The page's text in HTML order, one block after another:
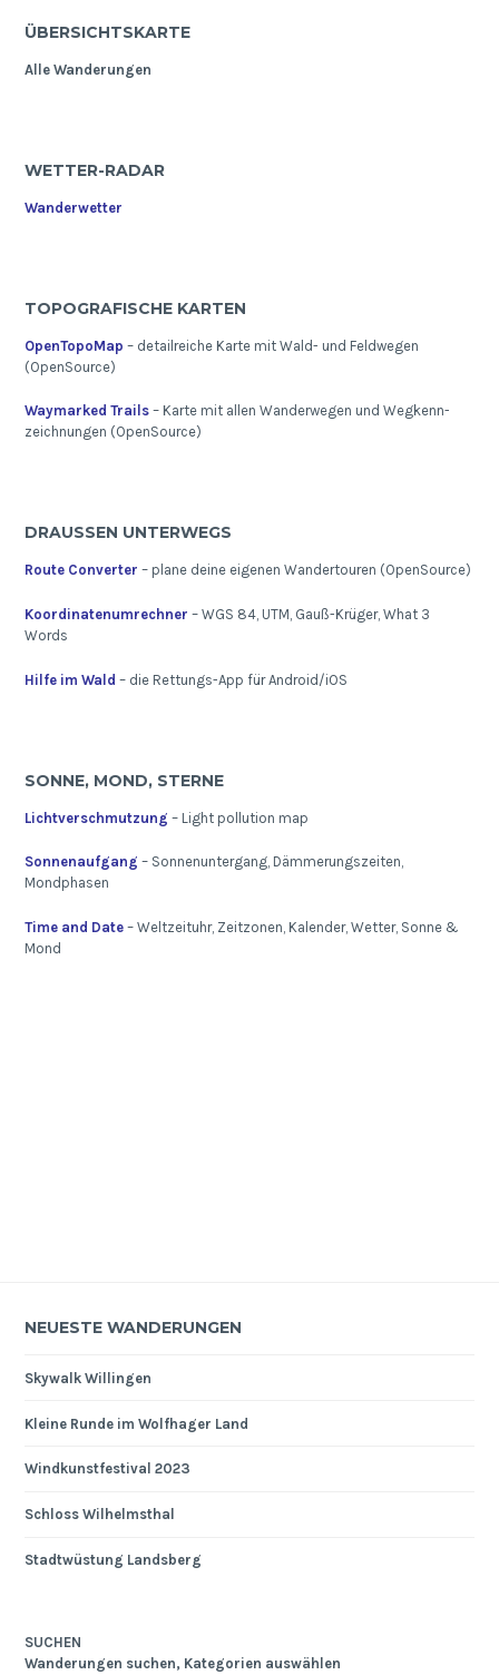
ÜBERSICHTSKARTE
Alle Wanderungen
WETTER-RADAR
Wanderwetter
TOPOGRAFISCHE KARTEN
OpenTopoMap – detailreiche Karte mit Wald- und Feldwegen
(OpenSource)
Waymarked Trails – Karte mit allen Wanderwegen und Wegkenn-
zeichnungen (OpenSource)
DRAUSSEN UNTERWEGS
Route Converter – plane deine eigenen Wandertouren (OpenSource)
Koordinatenumrechner – WGS 84, UTM, Gauß-Krüger, What 3
Words
Hilfe im Wald – die Rettungs-App für Android/iOS
SONNE, MOND, STERNE
Lichtverschmutzung – Light pollution map
Sonnenaufgang – Sonnenuntergang, Dämmerungszeiten,
Mondphasen
Time and Date – Weltzeituhr, Zeitzonen, Kalender, Wetter, Sonne &
Mond
NEUESTE WANDERUNGEN
Skywalk Willingen
Kleine Runde im Wolfhager Land
Windkunstfestival 2023
Schloss Wilhelmsthal
Stadtwüstung Landsberg
SUCHEN
Wanderungen suchen, Kategorien auswählen